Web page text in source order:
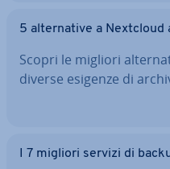
5 al­ter­na­ti­ve a Nextcloud
Scopri le migliori
diverse esigenze di
I 7 migliori servizi di